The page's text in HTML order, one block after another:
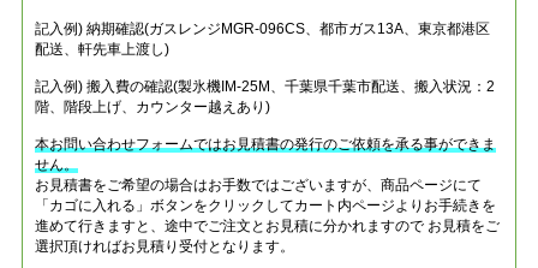
記入例) 納期確認(ガスレンジMGR-096CS、都市ガス13A、東京都港区
配送、軒先車上渡し)
記入例) 搬入費の確認(製氷機IM-25M、千葉県千葉市配送、搬入状況：2
階、階段上げ、カウンター越えあり)
本お問い合わせフォームではお見積書の発行のご依頼を承る事ができま
せん。
お見積書をご希望の場合はお手数ではございますが、商品ページにて
「カゴに入れる」ボタンをクリックしてカート内ページよりお手続きを
進めて行きますと、途中でご注文とお見積に分かれますので お見積をご
選択頂ければお見積り受付となります。